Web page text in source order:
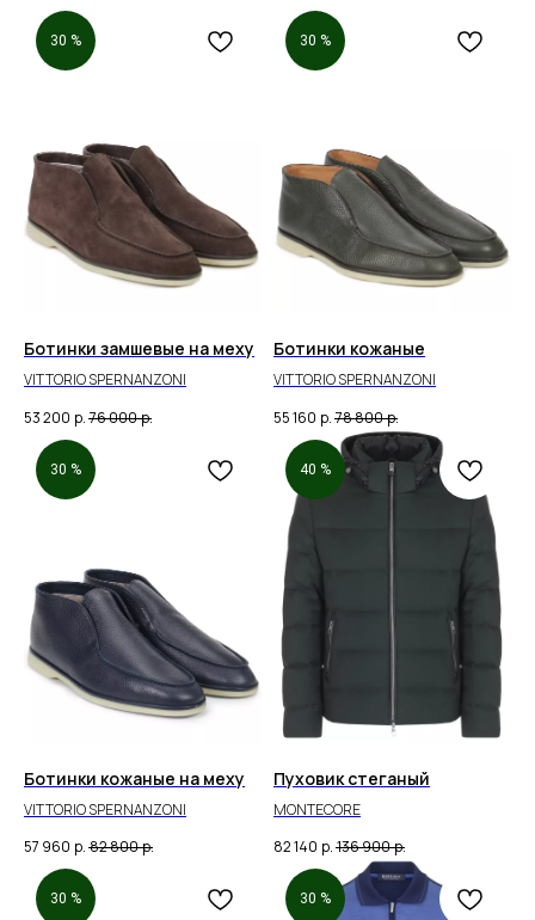
30 %
Ботинки замшевые на меху
VITTORIO SPERNANZONI
53 200 р. 76 000р.
30 %
Ботинки кожаные
VITTORIO SPERNANZONI
55 160 р. 78 800р.
30 %
Ботинки кожаные на меху
VITTORIO SPERNANZONI
57 960 р. 82 800р.
40 %
Пуховик стеганый
MONTECORE
82 140 р. 136 900р.
30 % 30 %